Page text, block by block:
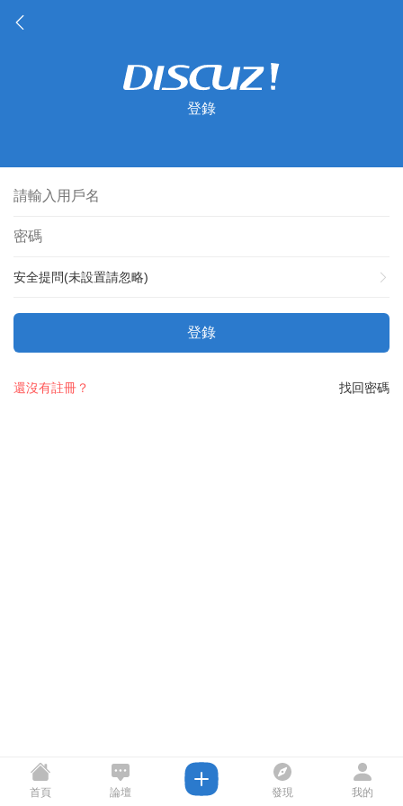
登錄
安全提問(未設置請忽略)
登錄
找回密碼
還沒有註冊？
首頁 論壇 發現 我的